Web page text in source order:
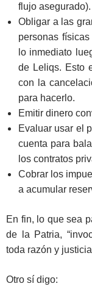
flujo asegurado).
Obligar a las
personas
lo inmediato
de Leliqs. Esto
con la
para hacerlo.
Emitir dinero
Evaluar usar el
cuenta para
los contratos
Cobrar los
a acumular
En fin, lo que sea
de la Patria,
toda razón y
Otro sí digo: